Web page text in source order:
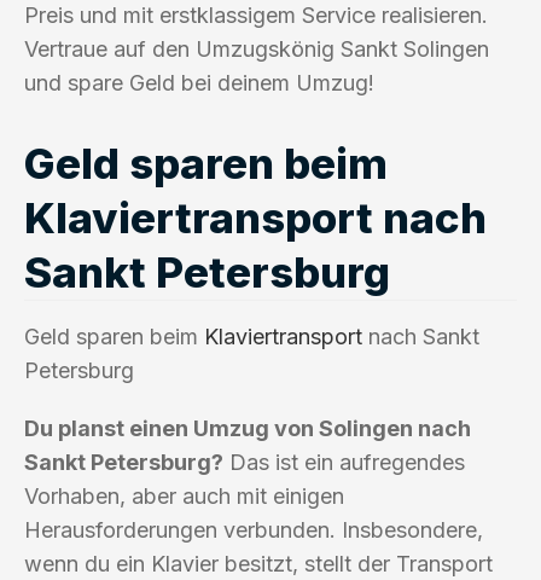
Preis und mit erstklassigem Service realisieren.
Vertraue auf den Umzugskönig Sankt Solingen
und spare Geld bei deinem Umzug!
Geld sparen beim
Klaviertransport nach
Sankt Petersburg
Geld sparen beim Klaviertransport nach Sankt
Petersburg
Du planst einen Umzug von Solingen nach
Sankt Petersburg? Das ist ein aufregendes
Vorhaben, aber auch mit einigen
Herausforderungen verbunden. Insbesondere,
wenn du ein Klavier besitzt, stellt der Transport